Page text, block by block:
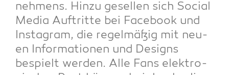
neh­mens. Hin­zu gesel­len sich Social
Media Auf­trit­te bei Face­book und
Insta­gram, die regel­mä­ßig mit neu­
en Infor­ma­tio­nen und Designs
bespielt wer­den. Alle Fans elek­tro­